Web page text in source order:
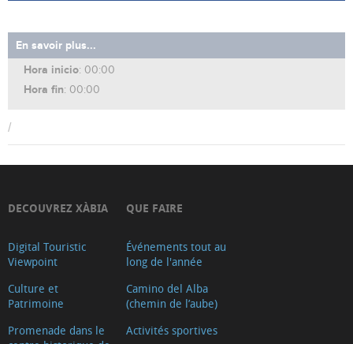
En savoir plus...
Hora inicio: 00:00
Hora fin: 00:00
/
DECOUVREZ XÀBIA
Digital Touristic
Viewpoint
Culture et
Patrimoine
Promenade dans le
QUE FAIRE
Événements tout au
long de l'année
Camino del Alba
(chemin de l’aube)
Activités sportives